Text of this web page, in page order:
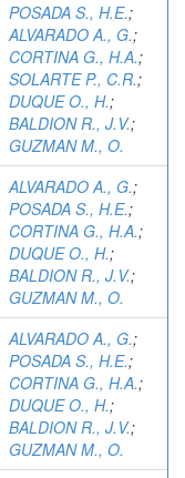
POSADA S., H.E.;
ALVARADO A., G.;
CORTINA G., H.A.;
SOLARTE P., C.R.;
DUQUE O., H.;
BALDION R., J.V.;
GUZMAN M., O.
ALVARADO A., G.;
POSADA S., H.E.;
CORTINA G., H.A.;
DUQUE O., H.;
BALDION R., J.V.;
GUZMAN M., O.
ALVARADO A., G.;
POSADA S., H.E.;
CORTINA G., H.A.;
DUQUE O., H.;
BALDION R., J.V.;
GUZMAN M., O.